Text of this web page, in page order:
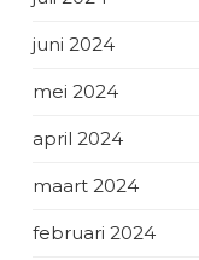
juni 2024
mei 2024
april 2024
maart 2024
februari 2024